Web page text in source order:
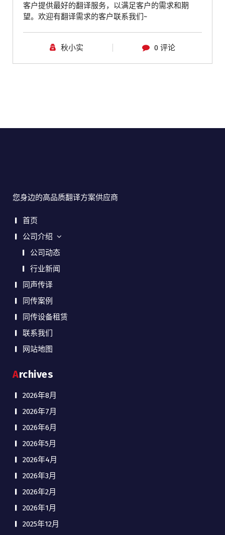
客户提供最好的翻译服务，以满足客户的需求和期
望。欢迎有翻译需求的客户联系我们~
秋小实 0 评论
您身边的高品质翻译方案供应商
首页
公司介绍
公司动态
行业新闻
同声传译
同传案例
同传设备租赁
联系我们
网站地图
Archives
2026年8月
2026年7月
2026年6月
2026年5月
2026年4月
2026年3月
2026年2月
2026年1月
2025年12月